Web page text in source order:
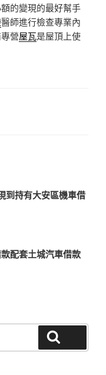
的變現的最好幫手
醫師進行檢查專業內
營屋瓦是屋頂上使
到持有大安區機車借
配套土城汽車借款